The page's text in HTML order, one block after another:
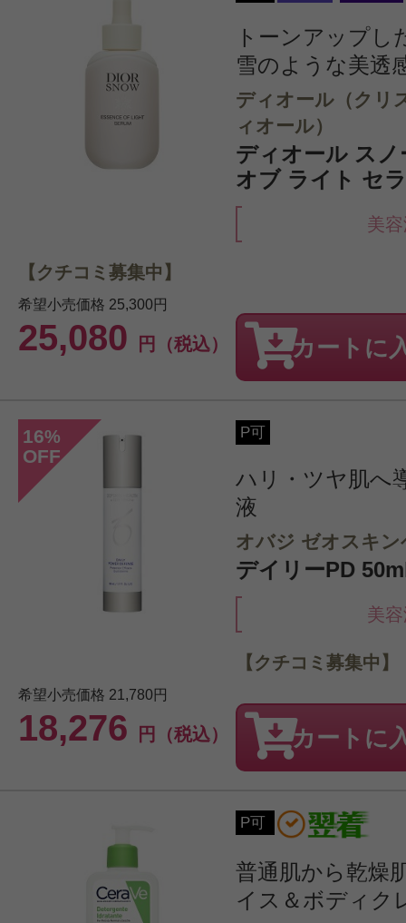
トーンアップし
雪のような美透
ディオール（クリ
ィオール）
ディオール ス
オブ ライト セ
美
希望小売価格 25,300円
25,080 円（税込）
【クチコミ募集中】
カートに
16%
OFF
P可
ハリ・ツヤ肌へ
液
オバジ ゼオスキン
デイリーPD
美
希望小売価格 21,780円
18,276 円（税込）
【クチコミ募集中】
カートに
P可
普通肌から乾燥
イス＆ボディク